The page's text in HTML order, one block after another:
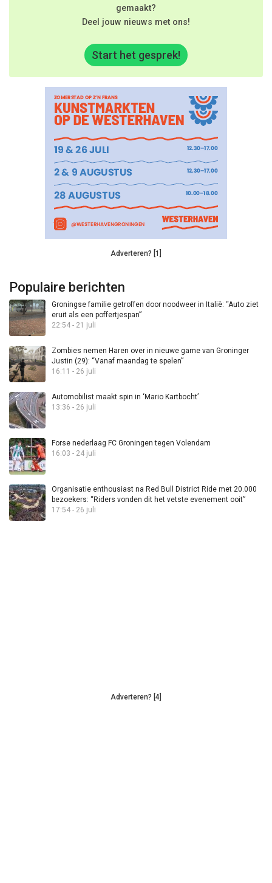
gemaakt?
Deel jouw nieuws met ons!
Start het gesprek!
Adverteren? [1]
Populaire berichten
Groningse familie getroffen door noodweer in Italië: “Auto ziet
eruit als een poffertjespan”
22:54 - 21 juli
Zombies nemen Haren over in nieuwe game van Groninger
Justin (29): “Vanaf maandag te spelen”
16:11 - 26 juli
Automobilist maakt spin in ‘Mario Kartbocht’
13:36 - 26 juli
Forse nederlaag FC Groningen tegen Volendam
16:03 - 24 juli
Organisatie enthousiast na Red Bull District Ride met 20.000
bezoekers: “Riders vonden dit het vetste evenement ooit”
17:54 - 26 juli
Adverteren? [4]